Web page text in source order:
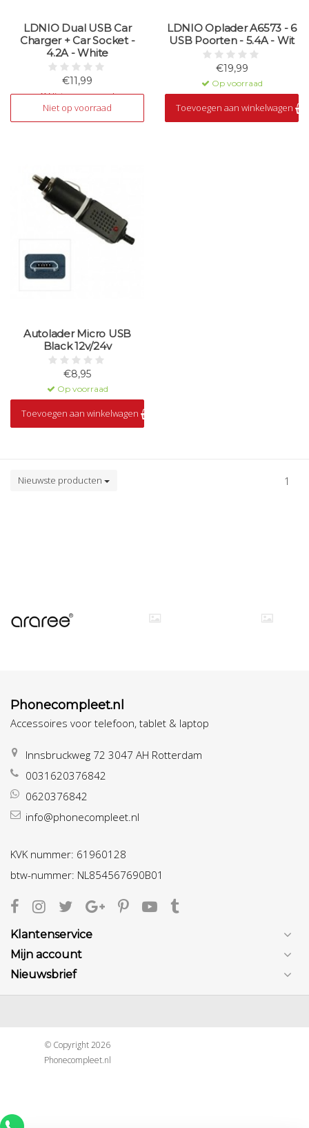
LDNIO Dual USB Car
Charger + Car Socket -
4.2A - White
€11,99
Niet op voorraad
Niet op voorraad
LDNIO Oplader A6573 - 6
USB Poorten - 5.4A - Wit
€19,99
Op voorraad
Toevoegen aan winkelwagen
Autolader Micro USB
Black 12v/24v
€8,95
Op voorraad
Toevoegen aan winkelwagen
Nieuwste producten 1
Phonecompleet.nl
Accessoires voor telefoon, tablet & laptop
Innsbruckweg 72 3047 AH Rotterdam
0031620376842
0620376842
info@phonecompleet.nl
KVK nummer: 61960128
btw-nummer: NL854567690B01
Klantenservice
Mijn account
Nieuwsbrief
© Copyright 2026
Phonecompleet.nl